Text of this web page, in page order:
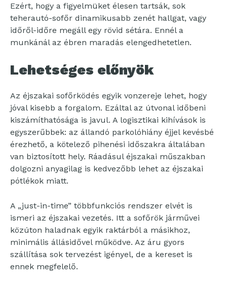
Ezért, hogy a figyelmüket élesen tartsák, sok
teherautó-sofőr dinamikusabb zenét hallgat, vagy
időről-időre megáll egy rövid sétára. Ennél a
munkánál az ébren maradás elengedhetetlen.
Lehetséges előnyök
Az éjszakai sofőrködés egyik vonzereje lehet, hogy
jóval kisebb a forgalom. Ezáltal az útvonal időbeni
kiszámíthatósága is javul. A logisztikai kihívások is
egyszerűbbek: az állandó parkolóhiány éjjel kevésbé
érezhető, a kötelező pihenési időszakra általában
van biztosított hely. Ráadásul éjszakai műszakban
dolgozni anyagilag is kedvezőbb lehet az éjszakai
pótlékok miatt.
A „just-in-time” többfunkciós rendszer elvét is
ismeri az éjszakai vezetés. Itt a sofőrök járművei
közúton haladnak egyik raktárból a másikhoz,
minimális állásidővel működve. Az áru gyors
szállítása sok tervezést igényel, de a kereset is
ennek megfelelő.